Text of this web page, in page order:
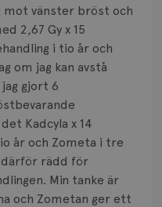
mot vänster bröst och
2,67 Gy x 15
i tio år och
om jag kan avstå
gjort 6
Kadcyla x 14
år och Zometa i tre
därför rädd för
Min tanke är
och Zometan ger ett